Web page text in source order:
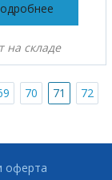
на складе
70 71 72
оферта